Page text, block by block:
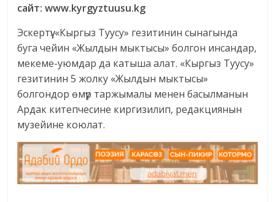
сайт: www.kyrgyztuusu.kg
Эскертүү: «Кыргыз Туусу» гезитинин сынагында
буга чейин «Жылдын мыктысы» болгон инсандар,
мекеме-уюмдар да катыша алат. «Кыргыз Туусу»
гезитинин 5 жолку «Жылдын мыктысы»
болгондор өмүр таржымалы менен басылманын
Ардак китепчесине киргизилип, редакциянын
музейине коюлат.